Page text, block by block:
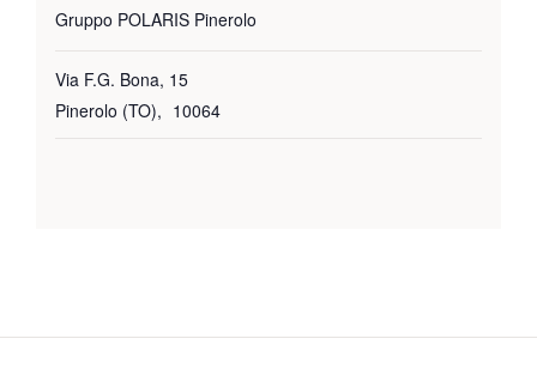
Gruppo POLARIS Pinerolo
Via F.G. Bona, 15
Pinerolo (TO), 10064